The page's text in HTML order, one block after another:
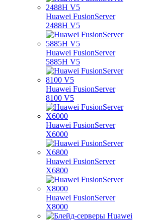
Huawei FusionServer
2488H V5
Huawei FusionServer
5885H V5
Huawei FusionServer
8100 V5
Huawei FusionServer
X6000
Huawei FusionServer
X6800
Huawei FusionServer
X8000